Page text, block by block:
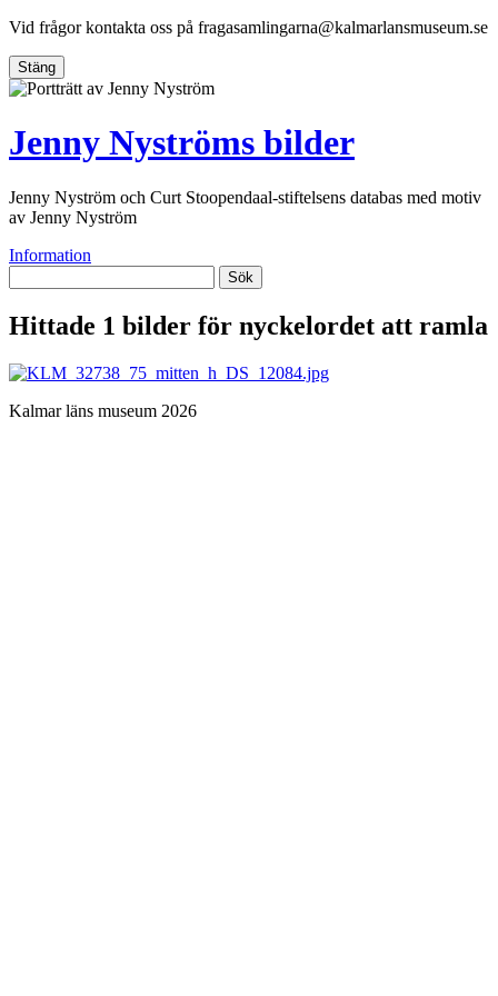
Vid frågor kontakta oss på fragasamlingarna@kalmarlansmuseum.se
Stäng
Jenny Nyströms bilder
Jenny Nyström och Curt Stoopendaal-stiftelsens databas med motiv
av Jenny Nyström
Information
Sök
Hittade 1 bilder för nyckelordet att ramla
Kalmar läns museum 2026